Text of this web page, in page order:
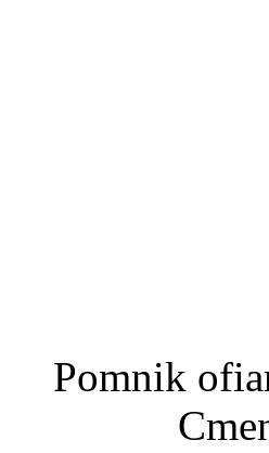
Pomnik